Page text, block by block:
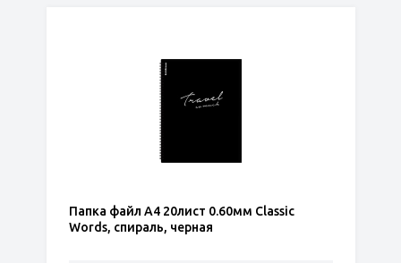
Папка файл А4 20лист 0.60мм Classic
Words, спираль, черная